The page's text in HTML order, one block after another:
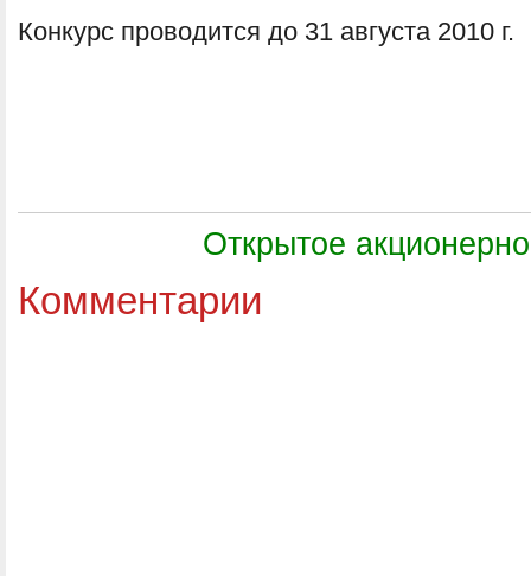
Конкурс проводится до 31 августа 2010 г.
Открытое
Комментарии